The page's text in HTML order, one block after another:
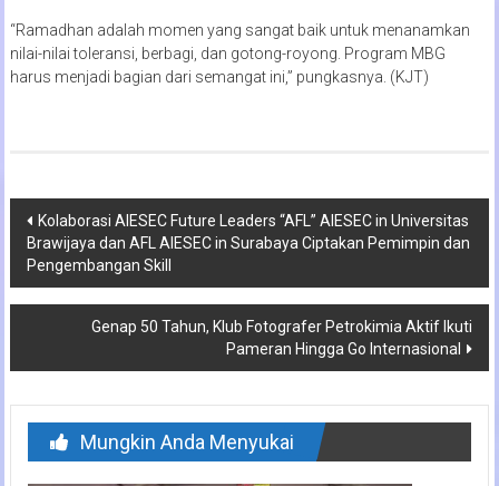
“Ramadhan adalah momen yang sangat baik untuk menanamkan
nilai-nilai toleransi, berbagi, dan gotong-royong. Program MBG
harus menjadi bagian dari semangat ini,” pungkasnya. (KJT)
Navigasi
pos
Kolaborasi AIESEC Future Leaders “AFL” AIESEC in Universitas
Brawijaya dan AFL AIESEC in Surabaya Ciptakan Pemimpin dan
Pengembangan Skill
Genap 50 Tahun, Klub Fotografer Petrokimia Aktif Ikuti
Pameran Hingga Go Internasional
Mungkin Anda Menyukai